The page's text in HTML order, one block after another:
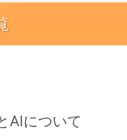
AIについて